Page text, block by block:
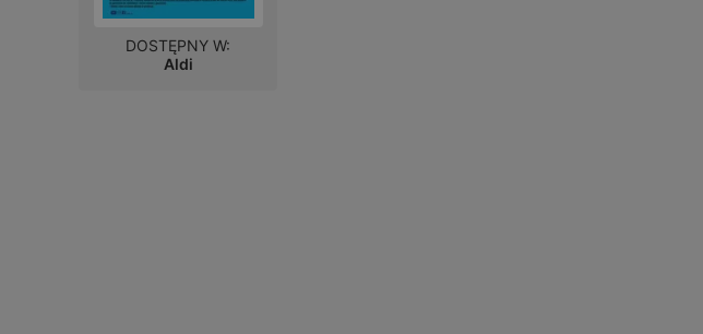
DOSTĘPNY W:
Aldi